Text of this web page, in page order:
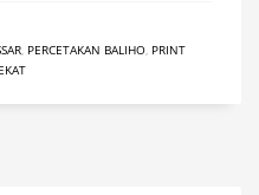
, PERCETAKAN BALIHO, PRINT